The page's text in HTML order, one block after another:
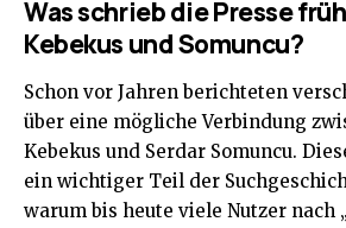
Was schrieb die Presse
Kebekus und Somuncu?
Schon vor Jahren berichteten
über eine mögliche Verbindung
Kebekus und Serdar Somuncu.
ein wichtiger Teil der
warum bis heute viele Nutzer nach